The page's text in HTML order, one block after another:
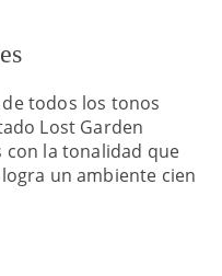
todos los tonos
Lost Garden
con la tonalidad que
un ambiente cien